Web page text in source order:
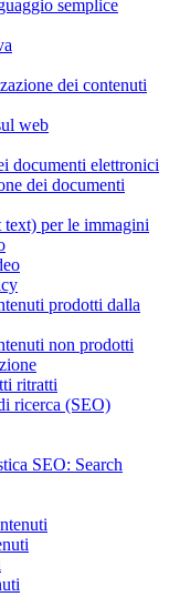
semplice
dei contenuti
web
documenti elettronici
dei documenti
text) per le immagini
prodotti dalla
non prodotti
ritratti
ricerca (SEO)
SEO: Search